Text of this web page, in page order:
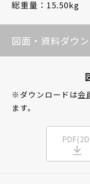
総重量：15.50kg
図面・資料ダウ
※ダウンロードは会
ます。